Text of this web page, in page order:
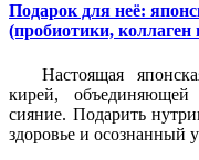
Подарок для неё:
(пробиотики, коллаген
Настоящая
кирей,
сияние. Подарить
здоровье и осознанный